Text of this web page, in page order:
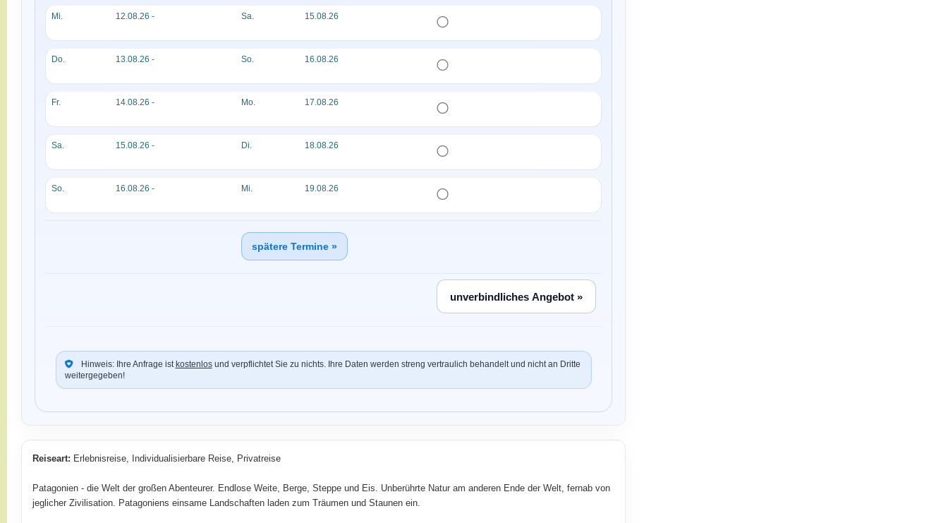
Mi. 12.08.26 - Sa. 15.08.26
Do. 13.08.26 - So. 16.08.26
Fr. 14.08.26 - Mo. 17.08.26
Sa. 15.08.26 - Di. 18.08.26
So. 16.08.26 - Mi. 19.08.26
spätere Termine »
Hinweis: Ihre Anfrage ist kostenlosund verpflichtet Sie zu nichts. Ihre Daten werden streng vertraulich behandelt und nicht an Dritte
weitergegeben!
Reiseart: Erlebnisreise, Individualisierbare Reise, Privatreise
Patagonien - die Welt der großen Abenteurer. Endlose Weite, Berge, Steppe und Eis. Unberührte Natur am anderen Ende der Welt, fernab von
jeglicher Zivilisation. Patagoniens einsame Landschaften laden zum Träumen und Staunen ein.